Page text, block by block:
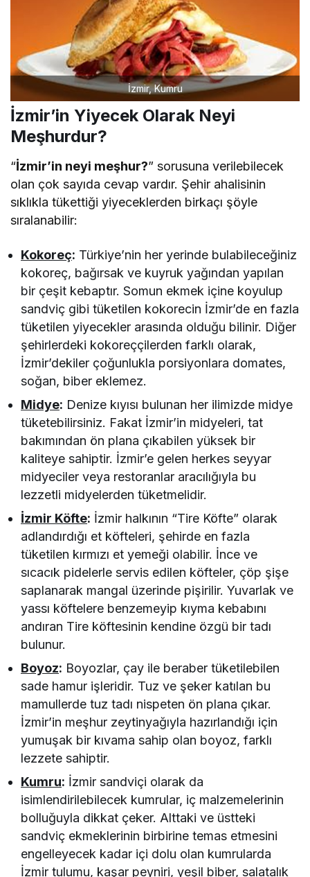
İzmir, Kumru
İzmir’in Yiyecek Olarak Neyi
Meşhurdur?
“İzmir’in neyi meşhur?” sorusuna verilebilecek
olan çok sayıda cevap vardır. Şehir ahalisinin
sıklıkla tükettiği yiyeceklerden birkaçı şöyle
sıralanabilir:
Kokoreç: Türkiye’nin her yerinde bulabileceğiniz
kokoreç, bağırsak ve kuyruk yağından yapılan
bir çeşit kebaptır. Somun ekmek içine koyulup
sandviç gibi tüketilen kokorecin İzmir’de en fazla
tüketilen yiyecekler arasında olduğu bilinir. Diğer
şehirlerdeki kokoreççilerden farklı olarak,
İzmir’dekiler çoğunlukla porsiyonlara domates,
soğan, biber eklemez.
Midye: Denize kıyısı bulunan her ilimizde midye
tüketebilirsiniz. Fakat İzmir’in midyeleri, tat
bakımından ön plana çıkabilen yüksek bir
kaliteye sahiptir. İzmir’e gelen herkes seyyar
midyeciler veya restoranlar aracılığıyla bu
lezzetli midyelerden tüketmelidir.
İzmir Köfte: İzmir halkının “Tire Köfte” olarak
adlandırdığı et köfteleri, şehirde en fazla
tüketilen kırmızı et yemeği olabilir. İnce ve
sıcacık pidelerle servis edilen köfteler, çöp şişe
saplanarak mangal üzerinde pişirilir. Yuvarlak ve
yassı köftelere benzemeyip kıyma kebabını
andıran Tire köftesinin kendine özgü bir tadı
bulunur.
Boyoz: Boyozlar, çay ile beraber tüketilebilen
sade hamur işleridir. Tuz ve şeker katılan bu
mamullerde tuz tadı nispeten ön plana çıkar.
İzmir’in meşhur zeytinyağıyla hazırlandığı için
yumuşak bir kıvama sahip olan boyoz, farklı
lezzete sahiptir.
Kumru: İzmir sandviçi olarak da
isimlendirilebilecek kumrular, iç malzemelerinin
bolluğuyla dikkat çeker. Alttaki ve üstteki
sandviç ekmeklerinin birbirine temas etmesini
engelleyecek kadar içi dolu olan kumrularda
İzmir tulumu, kaşar peyniri, yeşil biber, salatalık